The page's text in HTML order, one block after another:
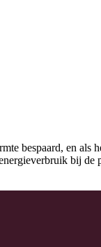
bespaard, en als
bij